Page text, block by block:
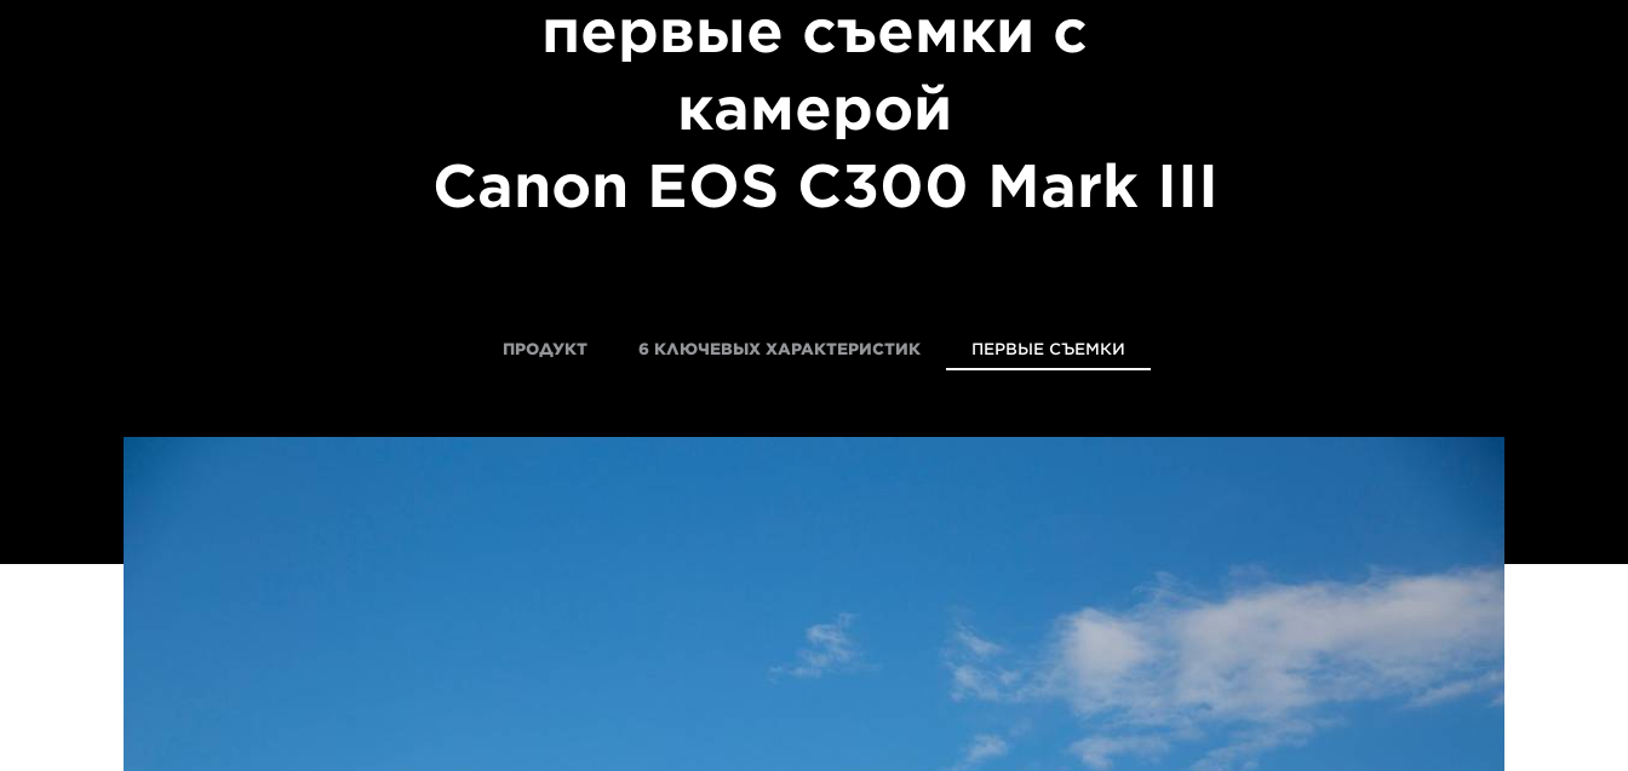
первые съемки с
камерой
Canon EOS C300 Mark III
ПРОДУКТ 6 КЛЮЧЕВЫХ ХАРАКТЕРИСТИК ПЕРВЫЕ СЪЕМКИ